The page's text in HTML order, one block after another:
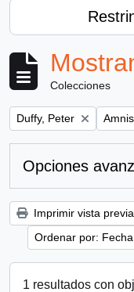
Colecciones
Remove filter:
Duffy, Peter
Opciones
Imprimir vista previa
Ordenar por:
1 resultados con